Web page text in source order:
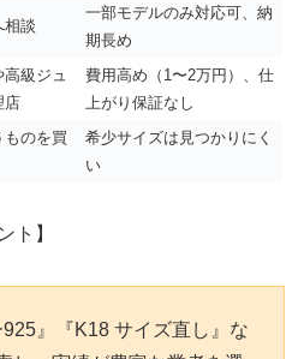
相談
一部モデルのみ対応可、納
期長め
級ジュ
店
費用高め（1〜2万円）、仕
上がり保証なし
ものを買
希少サイズは見つかりにく
い
ト】
925』『K18 サイズ直し』な